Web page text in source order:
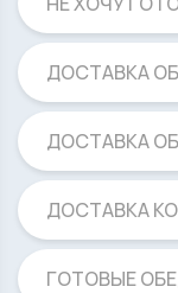
ДОСТАВКА
ДОСТАВКА
ДОСТАВКА
ГОТОВЫЕ